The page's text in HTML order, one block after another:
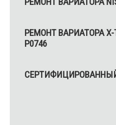
РЕМОНТ ВАРИАТОРА X-
P0746